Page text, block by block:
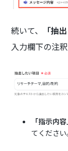
続いて、 「抽
入力欄下の注
「指示内容
てください